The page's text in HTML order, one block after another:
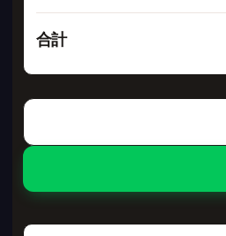
合計